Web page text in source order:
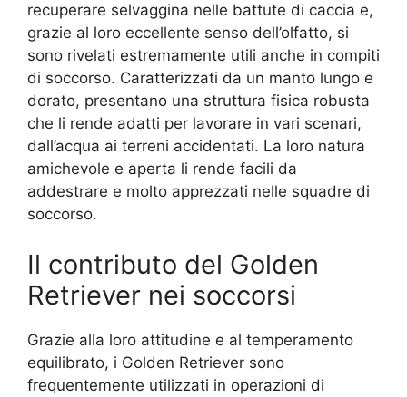
recuperare selvaggina nelle battute di caccia e,
grazie al loro eccellente senso dell’olfatto, si
sono rivelati estremamente utili anche in compiti
di soccorso. Caratterizzati da un manto lungo e
dorato, presentano una struttura fisica robusta
che li rende adatti per lavorare in vari scenari,
dall’acqua ai terreni accidentati. La loro natura
amichevole e aperta li rende facili da
addestrare e molto apprezzati nelle squadre di
soccorso.
Il contributo del Golden
Retriever nei soccorsi
Grazie alla loro attitudine e al temperamento
equilibrato, i Golden Retriever sono
frequentemente utilizzati in operazioni di